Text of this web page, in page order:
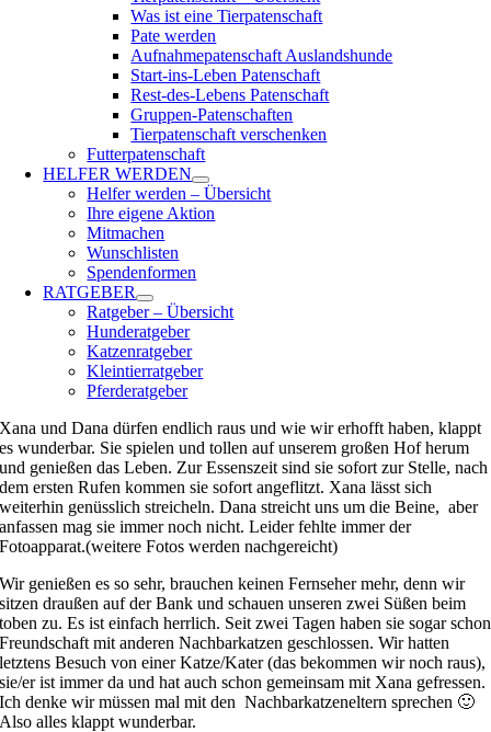
Was ist eine Tierpatenschaft
Pate werden
Aufnahmepatenschaft Auslandshunde
Start-ins-Leben Patenschaft
Rest-des-Lebens Patenschaft
Gruppen-Patenschaften
Tierpatenschaft verschenken
Futterpatenschaft
HELFER WERDEN
Helfer werden – Übersicht
Ihre eigene Aktion
Mitmachen
Wunschlisten
Spendenformen
RATGEBER
Ratgeber – Übersicht
Hunderatgeber
Katzenratgeber
Kleintierratgeber
Pferderatgeber
Xana und Dana dürfen endlich raus und wie wir erhofft haben, klappt
es wunderbar. Sie spielen und tollen auf unserem großen Hof herum
und genießen das Leben. Zur Essenszeit sind sie sofort zur Stelle, nach
dem ersten Rufen kommen sie sofort angeflitzt. Xana lässt sich
weiterhin genüsslich streicheln. Dana streicht uns um die Beine, aber
anfassen mag sie immer noch nicht. Leider fehlte immer der
Fotoapparat.(weitere Fotos werden nachgereicht)
Wir genießen es so sehr, brauchen keinen Fernseher mehr, denn wir
sitzen draußen auf der Bank und schauen unseren zwei Süßen beim
toben zu. Es ist einfach herrlich. Seit zwei Tagen haben sie sogar schon
Freundschaft mit anderen Nachbarkatzen geschlossen. Wir hatten
letztens Besuch von einer Katze/Kater (das bekommen wir noch raus),
sie/er ist immer da und hat auch schon gemeinsam mit Xana gefressen.
Ich denke wir müssen mal mit den Nachbarkatzeneltern sprechen 🙂
Also alles klappt wunderbar.